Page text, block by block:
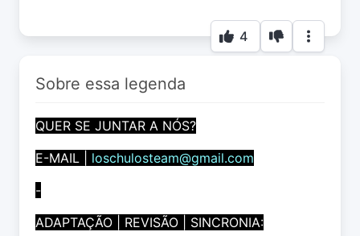
4
Sobre essa legenda
QUER SE JUNTAR A NÓS?
E-MAIL |
loschulosteam@gmail.com
-
ADAPTAÇÃO | REVISÃO | SINCRONIA: